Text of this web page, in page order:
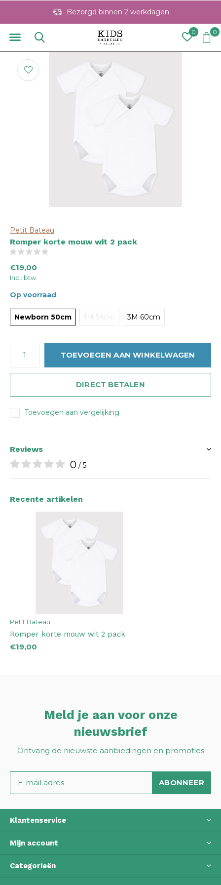
0 0
Bezorgd binnen 2 werkdagen
Petit Bateau
Romper korte mouw wit 2 pack
€19,00
Incl. btw
Op voorraad
Newborn 50cm 1M 54cm 3M 60cm
TOEVOEGEN AAN WINKELWAGEN
DIRECT BETALEN
Toevoegen aan vergelijking
Reviews
0 / 5
Recente artikelen
Petit Bateau
Romper korte mouw wit 2 pack
€19,00
Meld je aan voor onze
nieuwsbrief
Ontvang de nieuwste aanbiedingen en promoties
ABONNEER
Klantenservice
Mijn account
Categorieën